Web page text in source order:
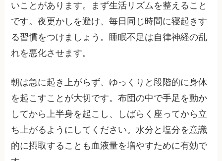
いことがあります。まず生活リズムを整えること
です。夜更かしを避け、毎日同じ時間に寝起きす
る習慣をつけましょう。睡眠不足は自律神経の乱
れを悪化させます。
朝は急に起き上がらず、ゆっくりと段階的に身体
を起こすことが大切です。布団の中で手足を動か
してから上半身を起こし、しばらく座ってから立
ち上がるようにしてください。水分と塩分を意識
的に摂取することも血液量を増やすために有効で